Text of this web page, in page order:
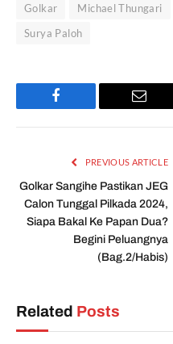
Golkar Michael Thungari
Surya Paloh
Facebook Email
PREVIOUS ARTICLE
Golkar Sangihe Pastikan JEG
Calon Tunggal Pilkada 2024,
Siapa Bakal Ke Papan Dua?
Begini Peluangnya
(Bag.2/Habis)
Related Posts